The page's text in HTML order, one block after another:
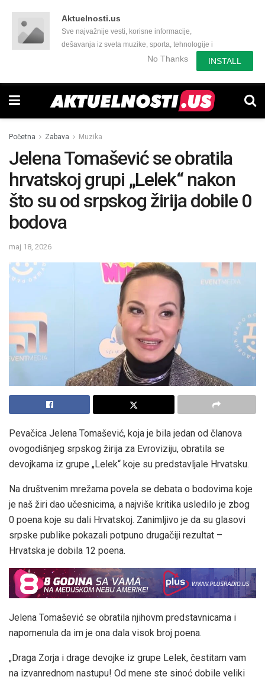
Aktuelnosti.us
Sve najvažnije vesti, korisne informacije,
dešavanja iz sveta muzike, sporta, tehnologije i
još mnogo toga zanimljivog.No Thanks INSTALL
Početna Zabava Muzika
Jelena Tomašević se obratila
hrvatskoj grupi „Lelek“ nakon
što su od srpskog žirija dobile 0
bodova
maj 18, 2026
Pevačica Jelena Tomašević, koja je bila jedan od članova
ovogodišnjeg srpskog žirija za Evroviziju, obratila se
devojkama iz grupe „Lelek“ koje su predstavljale Hrvatsku.
Na društvenim mrežama povela se debata o bodovima koje
je naš žiri dao učesnicima, a najviše kritika usledilo je zbog
0 poena koje su dali Hrvatskoj. Zanimljivo je da su glasovi
srpske publike pokazali potpuno drugačiji rezultat –
Hrvatska je dobila 12 poena.
Jelena Tomašević se obratila njihovm predstavnicama i
napomenula da im je ona dala visok broj poena.
„Draga Zorja i drage devojke iz grupe Lelek, čestitam vam
na izvanrednom nastupu! Od mene ste sinoć dobile veliki